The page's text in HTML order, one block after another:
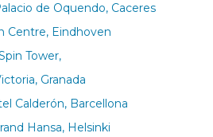
de Oquendo, Caceres
Centre, Eindhoven
Tower,
Granada
Calderón, Barcellona
Hansa, Helsinki